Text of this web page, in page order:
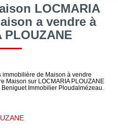
Nous
Plus de critères
LOCMARIA
a vendre à
PLOUZANE
de Maison à vendre
Maison sur LOCMARIA PLOUZANE
Immobilier Ploudalmézeau.